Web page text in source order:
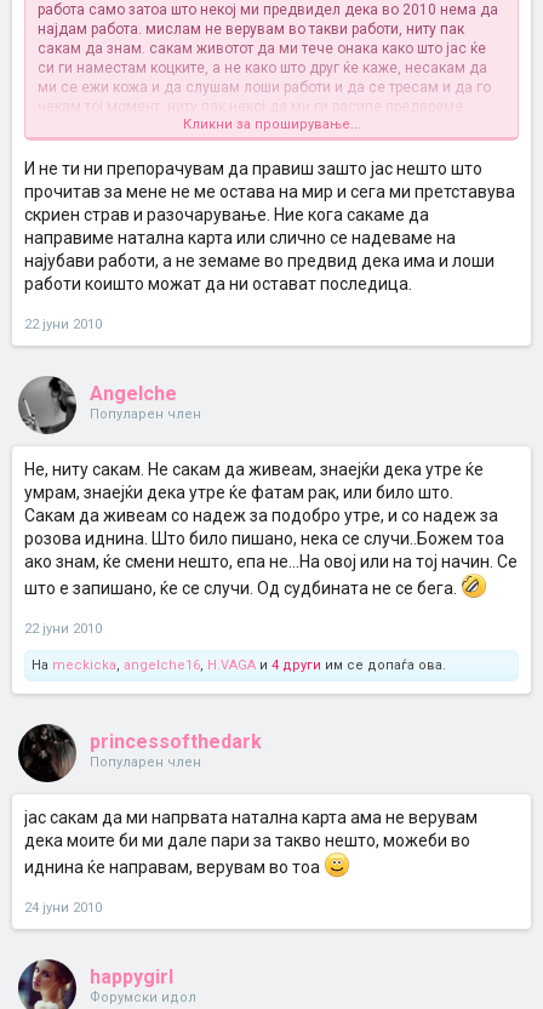
работа само затоа што некој ми предвидел дека во 2010 нема да
најдам работа. мислам не верувам во такви работи, ниту пак
сакам да знам. сакам животот да ми тече онака како што јас ќе
си ги наместам коцките, а не како што друг ќе каже, несакам да
ми се ежи кожа и да слушам лоши работи и да се тресам и да го
чекам тој момент, ниту пак некој да ми ги расипе предвреме
изненадувањата кој ги носи животот
Кликни за проширување...
И не ти ни препорачувам да правиш зашто јас нешто што
прочитав за мене не ме остава на мир и сега ми претставува
скриен страв и разочарување. Ние кога сакаме да
направиме натална карта или слично се надеваме на
најубави работи, а не земаме во предвид дека има и лоши
работи коишто можат да ни остават последица.
22 јуни 2010
Angelche
Популарен член
Не, ниту сакам. Не сакам да живеам, знаејќи дека утре ќе
умрам, знаејќи дека утре ќе фатам рак, или било што.
Сакам да живеам со надеж за подобро утре, и со надеж за
розова иднина. Што било пишано, нека се случи..Божем тоа
ако знам, ќе смени нешто, епа не...На овој или на тој начин. Се
што е запишано, ќе се случи. Од судбината не се бега.
22 јуни 2010
На meckicka, angelche16, H.VAGA и 4 други им се допаѓа ова.
princessofthedark
Популарен член
јас сакам да ми напрвата натална карта ама не верувам
дека моите би ми дале пари за такво нешто, можеби во
иднина ќе направам, верувам во тоа
24 јуни 2010
happygirl
Форумски идол